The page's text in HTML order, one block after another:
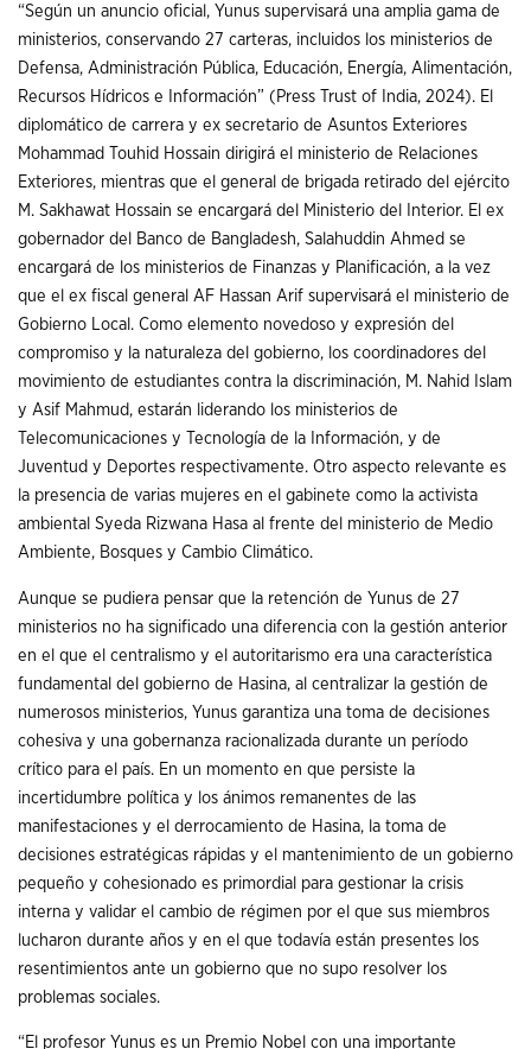
“Según un anuncio oficial, Yunus supervisará una amplia gama de
ministerios, conservando 27 carteras, incluidos los ministerios de
Defensa, Administración Pública, Educación, Energía, Alimentación,
Recursos Hídricos e Información” (Press Trust of India, 2024). El
diplomático de carrera y ex secretario de Asuntos Exteriores
Mohammad Touhid Hossain dirigirá el ministerio de Relaciones
Exteriores, mientras que el general de brigada retirado del ejército
M. Sakhawat Hossain se encargará del Ministerio del Interior. El ex
gobernador del Banco de Bangladesh, Salahuddin Ahmed se
encargará de los ministerios de Finanzas y Planificación, a la vez
que el ex fiscal general AF Hassan Arif supervisará el ministerio de
Gobierno Local. Como elemento novedoso y expresión del
compromiso y la naturaleza del gobierno, los coordinadores del
movimiento de estudiantes contra la discriminación, M. Nahid Islam
y Asif Mahmud, estarán liderando los ministerios de
Telecomunicaciones y Tecnología de la Información, y de
Juventud y Deportes respectivamente. Otro aspecto relevante es
la presencia de varias mujeres en el gabinete como la activista
ambiental Syeda Rizwana Hasa al frente del ministerio de Medio
Ambiente, Bosques y Cambio Climático.
Aunque se pudiera pensar que la retención de Yunus de 27
ministerios no ha significado una diferencia con la gestión anterior
en el que el centralismo y el autoritarismo era una característica
fundamental del gobierno de Hasina, al centralizar la gestión de
numerosos ministerios, Yunus garantiza una toma de decisiones
cohesiva y una gobernanza racionalizada durante un período
crítico para el país. En un momento en que persiste la
incertidumbre política y los ánimos remanentes de las
manifestaciones y el derrocamiento de Hasina, la toma de
decisiones estratégicas rápidas y el mantenimiento de un gobierno
pequeño y cohesionado es primordial para gestionar la crisis
interna y validar el cambio de régimen por el que sus miembros
lucharon durante años y en el que todavía están presentes los
resentimientos ante un gobierno que no supo resolver los
problemas sociales.
“El profesor Yunus es un Premio Nobel con una importante